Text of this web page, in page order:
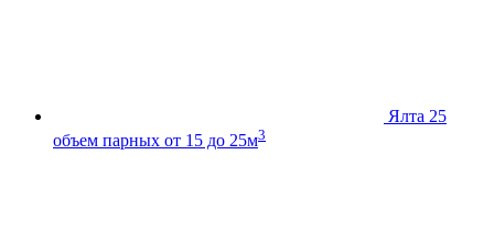
Ялта 25
объем парных от 15 до 25м3